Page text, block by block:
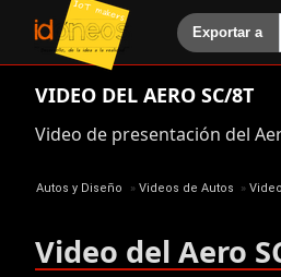
VIDEO DEL AERO SC/8T
Video de presentación del
Autos y Diseño » Videos de Autos »
Video del Aero